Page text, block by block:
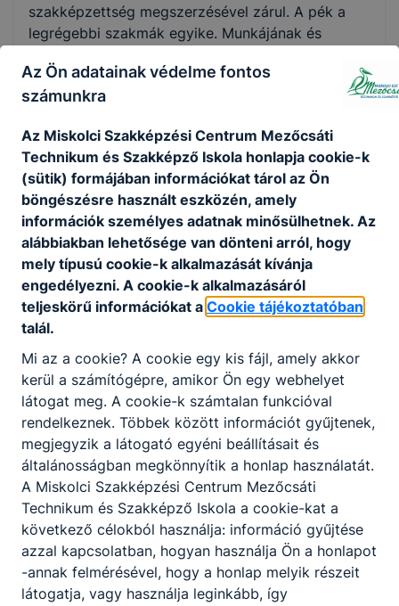
KKK/PTT
KKK letöltése (pdf)
PTT letöltése (pdf)
Okleveles technikusképzés
Nem
szakképzettség megszerzésével zárul. A pék a
legrégebbi szakmák egyike. Munkájának és
polcaira a legalapvetőbb élelmiszerünk, a kenyér.
A pék készíti a péksüteményeket, a kalácsokat,
ma már korszerű gépek és technológiák segítik,
hogy ne legyen annyira megterhelő, mint
régebben. A pék szakma megbecsülése
folyamatosan emelkedik, ezért nagy szükség van
jól képzett pékekre.
Ajánlott minden fiatal számára, aki szeret sütni,
érdeklődik az élelmiszerek előállítása iránt,
szeretne olyan termékeket alkotni, amelyekre a
fogyasztóknak naponta alapvető élelmiszerként
KOMPETENCIAELVÁRÁS
Állóképesség, ügyes mozgás, kézügyesség,
csapatmunka.
A SZAKKÉPZETTSÉGGEL RENDELKEZŐ
átvételi és raktározási feladatokat végez;
nyersanyagot, készterméket vizsgál,
gyártásközi ellenőrzést végez;
Az Ön adatainak védelme fontos
számunkra
Az Miskolci Szakképzési Centrum Mezőcsáti
Technikum és Szakképző Iskola honlapja cookie-k
(sütik) formájában információkat tárol az Ön
böngészésre használt eszközén, amely
információk személyes adatnak minősülhetnek. Az
alábbiakban lehetősége van dönteni arról, hogy
mely típusú cookie-k alkalmazását kívánja
engedélyezni. A cookie-k alkalmazásáról
teljeskörű információkat a Cookie tájékoztatóban
talál.
Mi az a cookie? A cookie egy kis fájl, amely akkor
kerül a számítógépre, amikor Ön egy webhelyet
látogat meg. A cookie-k számtalan funkcióval
rendelkeznek. Többek között információt gyűjtenek,
megjegyzik a látogató egyéni beállításait és
általánosságban megkönnyítik a honlap használatát.
A Miskolci Szakképzési Centrum Mezőcsáti
Technikum és Szakképző Iskola a cookie-kat a
következő célokból használja: információ gyűjtése
azzal kapcsolatban, hogyan használja Ön a honlapot
-annak felmérésével, hogy a honlap melyik részeit
látogatja, vagy használja leginkább, így